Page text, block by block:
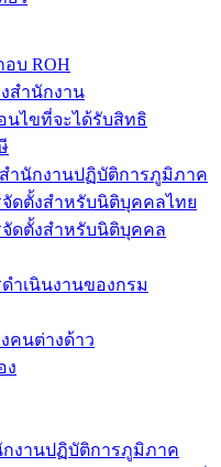
บ ROH
สำนักงาน
นไขที่จะได้รับสิทธิ
ำนักงานปฏิบัติการภูมิภาค
ดตั้งสำหรับนิติบุคคลไทย
ดตั้งสำหรับนิติบุคคล
ำเนินงานของกรม
คนต่างด้าว
ง
งานปฏิบัติการภูมิภาค